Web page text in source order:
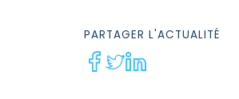
PARTAGER L'ACTUALITÉ